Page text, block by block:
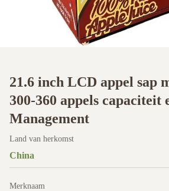
21.6 inch LCD appel sap
300-360 appels capaciteit
Management
Land van herkomst
China
Merknaam